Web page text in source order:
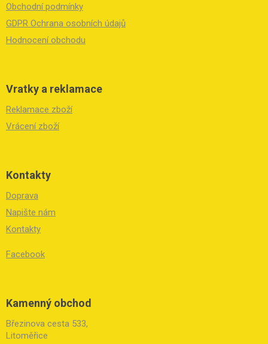
Obchodní podmínky
GDPR Ochrana osobních údajů
Hodnocení obchodu
Vratky a reklamace
Reklamace zboží
Vrácení zboží
Kontakty
Doprava
Napište nám
Kontakty
Facebook
Kamenný obchod
Březinova cesta 533,
Litoměřice